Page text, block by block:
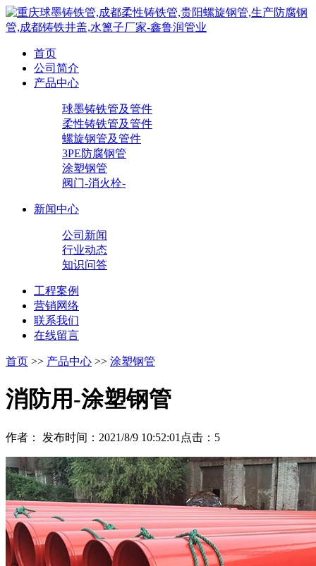
首页
公司简介
产品中心
球墨铸铁管及管件
柔性铸铁管及管件
螺旋钢管及管件
3PE防腐钢管
涂塑钢管
阀门-消火栓-
新闻中心
公司新闻
行业动态
知识问答
工程案例
营销网络
联系我们
在线留言
首页 >> 产品中心 >> 涂塑钢管
消防用-涂塑钢管
作者： 发布时间：2021/8/9 10:52:01 点击： 5